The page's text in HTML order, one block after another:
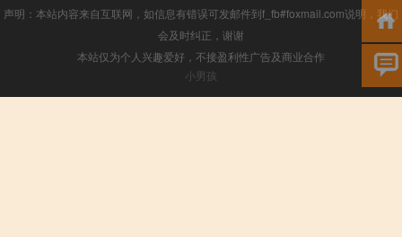
声明：本站内容来自互联网，如信息有错误可发邮件到f_fb#foxmail.com说明，我们
会及时纠正，谢谢
本站仅为个人兴趣爱好，不接盈利性广告及商业合作
小男孩